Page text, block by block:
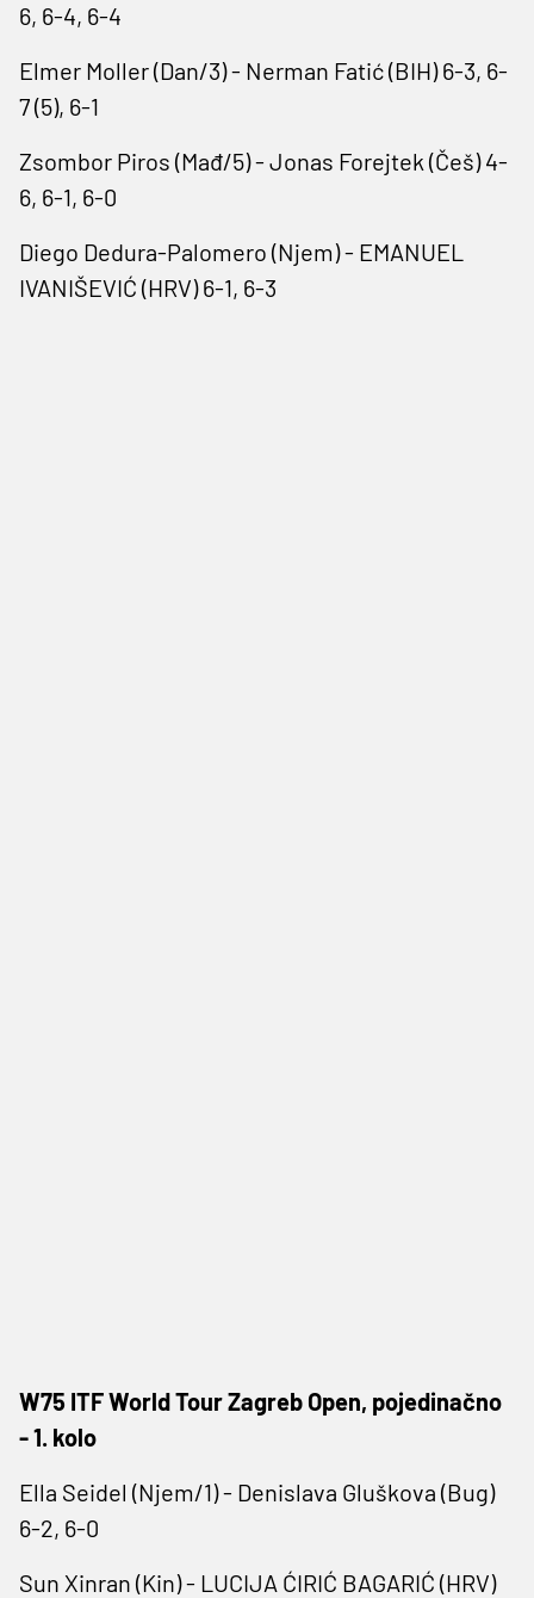
6, 6-4, 6-4
Elmer Moller (Dan/3) - Nerman Fatić (BIH) 6-3, 6-
7 (5), 6-1
Zsombor Piros (Mađ/5) - Jonas Forejtek (Češ) 4-
6, 6-1, 6-0
Diego Dedura-Palomero (Njem) - EMANUEL
IVANIŠEVIĆ (HRV) 6-1, 6-3
W75 ITF World Tour Zagreb Open, pojedinačno
- 1. kolo
Ella Seidel (Njem/1) - Denislava Gluškova (Bug)
6-2, 6-0
Sun Xinran (Kin) - LUCIJA ĆIRIĆ BAGARIĆ (HRV)